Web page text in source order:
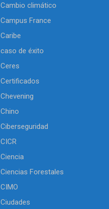
Cambio climático
Campus France
Caribe
caso de éxito
Ceres
Certificados
Chevening
Chino
Ciberseguridad
CICR
Ciencia
Ciencias Forestales
CIMO
Ciudades